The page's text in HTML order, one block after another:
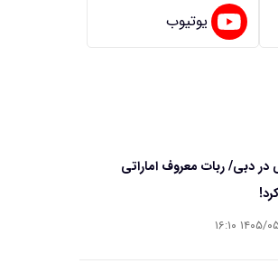
یوتیوب
در دبی/ ربات معروف اماراتی
۱۴ ۱۶:۱۰